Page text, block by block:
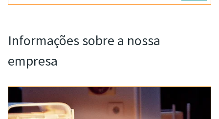
Informações sobre a nossa
empresa